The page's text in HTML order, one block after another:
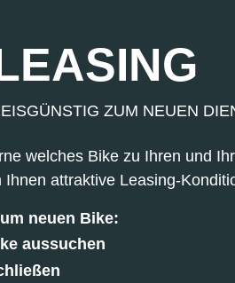
ZUM NEUEN
welches Bike zu Ihren und
Ihnen attraktive Leasing-
neuen Bike:
aussuchen